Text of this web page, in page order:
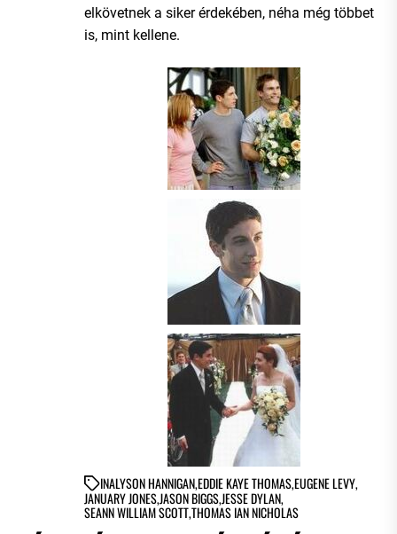
elkövetnek a siker érdekében, néha még többet
is, mint kellene.
INALYSON HANNIGAN,EDDIE KAYE THOMAS,EUGENE LEVY,
JANUARY JONES,JASON BIGGS,JESSE DYLAN,
SEANN WILLIAM SCOTT,THOMAS IAN NICHOLAS